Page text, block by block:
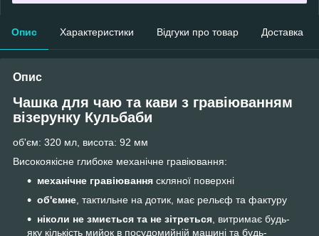
Опис Характеристики Відгуки про товар Доставка
Опис
Чашка для чаю та кави з гравіюванням
візерунку Кульбаби
об'єм: 320 мл, висота: 92 мм
Високоякісне глибоке механічне гравіювання:
механічне гравіювання скляної поверхні
об'ємне, тактильне на дотик, має рельєф та фактуру
ніколи не змиється та не зітреться, витримає будь-
яку кількість мийок в посудомийній машині та будь-